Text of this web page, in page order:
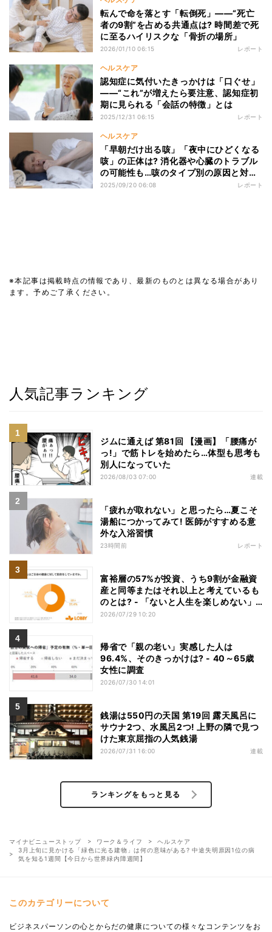
転んで命を落とす「転倒死」――“死亡
者の9割”を占める共通点は? 時間差で死
に至るハイリスクな「骨折の場所」
2026/01/10 06:15 レポート
ヘルスケア
認知症に気付いたきっかけは「口ぐせ」
――“これ”が増えたら要注意、認知症初
期に見られる「会話の特徴」とは
2025/12/31 06:15 レポート
ヘルスケア
「早朝だけ出る咳」「夜中にひどくなる
咳」の正体は? 消化器や心臓のトラブル
の可能性も…咳のタイプ別の原因と対処
法
2025/09/20 06:08 レポート
※本記事は掲載時点の情報であり、最新のものとは異なる場合があり
ます。予めご了承ください。
人気記事ランキング
ジムに通えば 第81回 【漫画】「腰痛が
っ!」で筋トレを始めたら…体型も思考も
別人になっていた
2026/08/03 07:00 連載
「疲れが取れない」と思ったら…夏こそ
湯船につかってみて! 医師がすすめる意
外な入浴習慣
23時間前 レポート
富裕層の57%が投資、うち9割が金融資
産と同等またはそれ以上と考えているも
のとは? - 「ないと人生を楽しめない」
「人生の幸福度に直結する」「一度失え
2026/07/29 10:20
帰省で「親の老い」実感した人は
96.4%、そのきっかけは? - 40～65歳
女性に調査
2026/07/30 14:01
銭湯は550円の天国 第19回 露天風呂に
サウナ2つ、水風呂2つ! 上野の隣で見つ
けた東京屈指の人気銭湯
2026/07/31 16:00 連載
ランキングをもっと見る
マイナビニューストップ ワーク＆ライフ
ヘルスケア
3月上旬に見かける「緑色に光る建物」は何の意味がある? 中途失明原因1位の病
気を知る1週間【今日から世界緑内障週間】
このカテゴリーについて
ビジネスパーソンの心とからだの健康についての様々なコンテンツをお